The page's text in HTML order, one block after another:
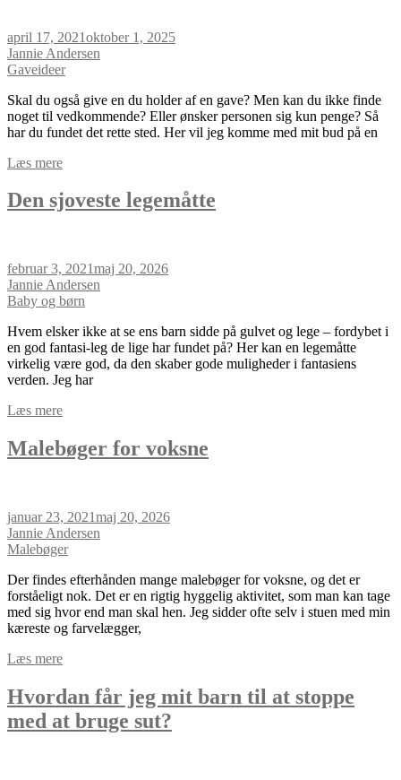
april 17, 2021oktober 1, 2025
Jannie Andersen
Gaveideer
Skal du også give en du holder af en gave? Men kan du ikke finde
noget til vedkommende? Eller ønsker personen sig kun penge? Så
har du fundet det rette sted. Her vil jeg komme med mit bud på en
Læs mere
Den sjoveste legemåtte
februar 3, 2021maj 20, 2026
Jannie Andersen
Baby og børn
Hvem elsker ikke at se ens barn sidde på gulvet og lege – fordybet i
en god fantasi-leg de lige har fundet på? Her kan en legemåtte
virkelig være god, da den skaber gode muligheder i fantasiens
verden. Jeg har
Læs mere
Malebøger for voksne
januar 23, 2021maj 20, 2026
Jannie Andersen
Malebøger
Der findes efterhånden mange malebøger for voksne, og det er
forståeligt nok. Det er en rigtig hyggelig aktivitet, som man kan tage
med sig hvor end man skal hen. Jeg sidder ofte selv i stuen med min
kæreste og farvelægger,
Læs mere
Hvordan får jeg mit barn til at stoppe
med at bruge sut?